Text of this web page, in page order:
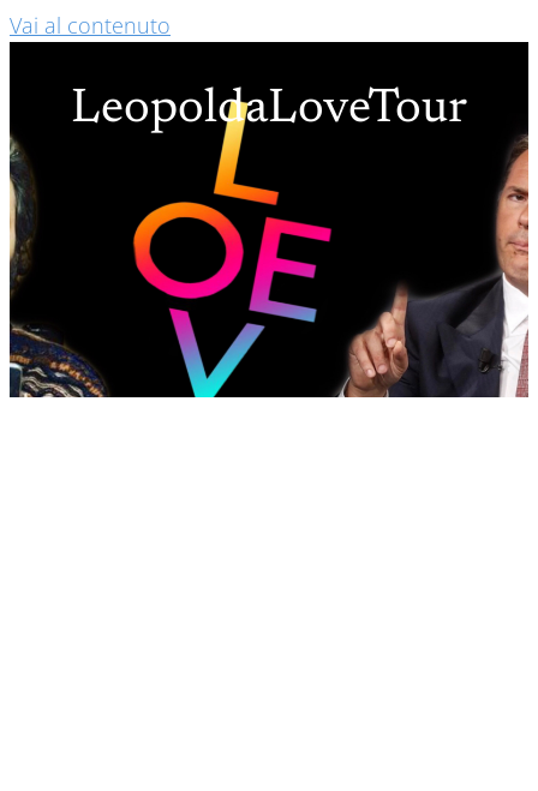
Vai al contenuto
LeopoldaLoveTour